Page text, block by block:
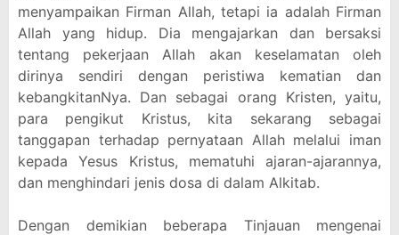
menyampaikan Firman Allah, tetapi ia adalah Firman
Allah yang hidup. Dia mengajarkan dan bersaksi
tentang pekerjaan Allah akan keselamatan oleh
dirinya sendiri dengan peristiwa kematian dan
kebangkitanNya. Dan sebagai orang Kristen, yaitu,
para pengikut Kristus, kita sekarang sebagai
tanggapan terhadap pernyataan Allah melalui iman
kepada Yesus Kristus, mematuhi ajaran-ajarannya,
dan menghindari jenis dosa di dalam Alkitab.
Dengan demikian beberapa Tinjauan mengenai